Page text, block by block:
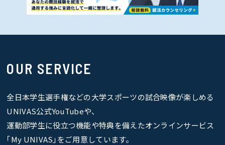
OUR SERVICE
全日本学生選手権などの大学スポーツの試合映像が楽しめる
UNIVAS公式YouTubeや、
運動部学生に役立つ機能や特典を備えたオンラインサービス
｢My UNIVAS｣をご用意しています。